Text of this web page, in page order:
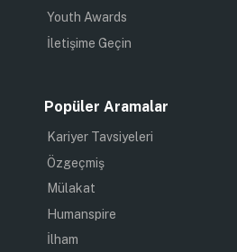
Youth Awards
İletişime Geçin
Popüler Aramalar
Kariyer Tavsiyeleri
Özgeçmiş
Mülakat
Humanspire
İlham